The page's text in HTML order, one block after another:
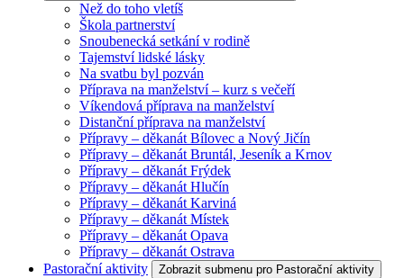
Než do toho vletíš
Škola partnerství
Snoubenecká setkání v rodině
Tajemství lidské lásky
Na svatbu byl pozván
Příprava na manželství – kurz s večeří
Víkendová příprava na manželství
Distanční příprava na manželství
Přípravy – děkanát Bílovec a Nový Jičín
Přípravy – děkanát Bruntál, Jeseník a Krnov
Přípravy – děkanát Frýdek
Přípravy – děkanát Hlučín
Přípravy – děkanát Karviná
Přípravy – děkanát Místek
Přípravy – děkanát Opava
Přípravy – děkanát Ostrava
Pastorační aktivity
Zobrazit submenu pro Pastorační aktivity